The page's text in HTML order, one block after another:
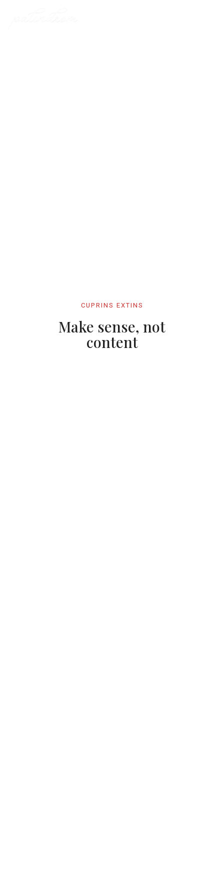
CUPRINS EXTINS
Make sense, not
content